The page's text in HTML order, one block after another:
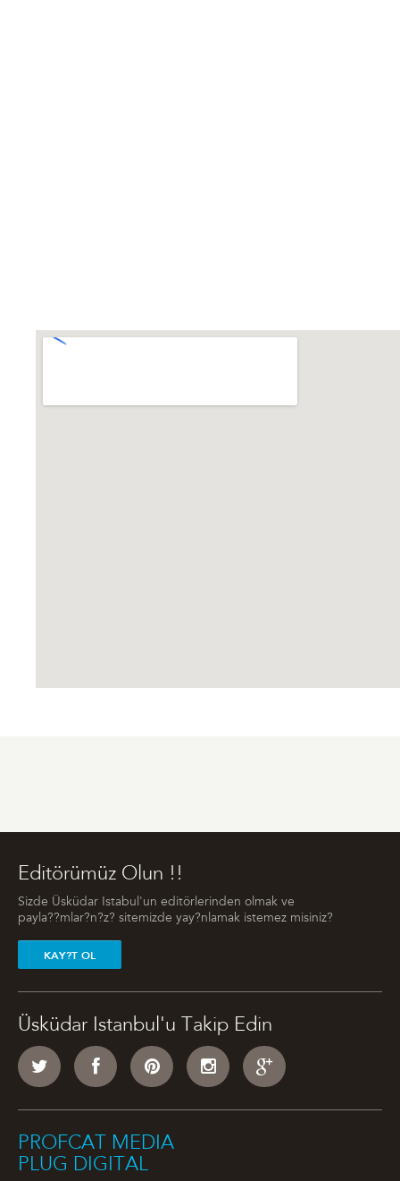
Editörümüz Olun !!
Sizde Üsküdar Istabul'un editörlerinden olmak ve
payla??mlar?n?z? sitemizde yay?nlamak istemez misiniz?
KAY?T OL
Üsküdar Istanbul'u Takip Edin
PROFCAT MEDIA
PLUG DIGITAL